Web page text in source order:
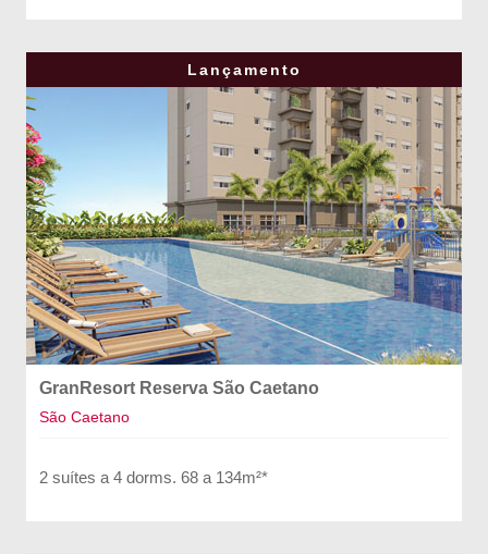
Lançamento
GranResort Reserva São Caetano
São Caetano
2 suítes a 4 dorms. 68 a 134m²*